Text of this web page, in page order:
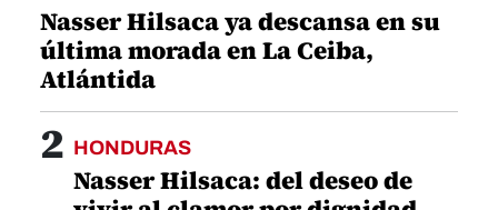
Nasser Hilsaca ya descansa en su
última morada en La Ceiba,
Atlántida
2 HONDURAS
Nasser Hilsaca: del deseo de